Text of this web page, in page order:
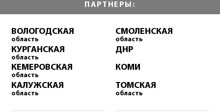
ПАРТНЕРЫ:
ВОЛОГОДСКАЯ
область
КУРГАНСКАЯ
область
КЕМЕРОВСКАЯ
область
КАЛУЖСКАЯ
область
СМОЛЕНСКАЯ
область
ДНР
КОМИ
ТОМСКАЯ
область